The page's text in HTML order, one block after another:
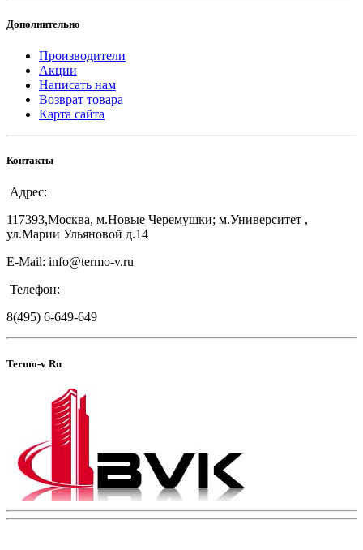
Дополнительно
Производители
Акции
Написать нам
Возврат товара
Карта сайта
Контакты
Адрес:
117393,Москва, м.Новые Черемушки; м.Университет ,
ул.Марии Ульяновой д.14
E-Mail: info@termo-v.ru
Телефон:
8(495) 6-649-649
Termo-v Ru